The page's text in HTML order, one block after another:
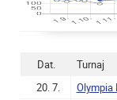
Dat. Turnaj
20. 7.
Olympia